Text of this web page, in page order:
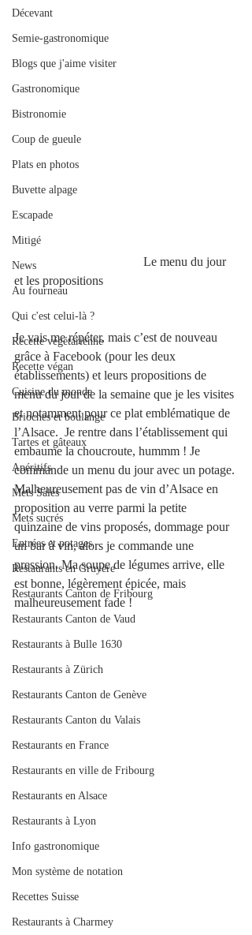
Décevant
Semie-gastronomique
Blogs que j'aime visiter
Gastronomique
Bistronomie
Coup de gueule
Plats en photos
Buvette alpage
Escapade
Mitigé
News
Au fourneau
Qui c'est celui-là ?
Recette végétarienne
Recette végan
Cuisine du monde
Brioches et boulange
Tartes et gâteaux
Apéritifs
Mets Salés
Mets sucrés
Entrées et potages
Restaurants en Gruyère
Restaurants Canton de Fribourg
Restaurants Canton de Vaud
Restaurants à Bulle 1630
Restaurants à Zürich
Restaurants Canton de Genève
Restaurants Canton du Valais
Restaurants en France
Restaurants en ville de Fribourg
Restaurants en Alsace
Restaurants à Lyon
Info gastronomique
Mon système de notation
Recettes Suisse
Restaurants à Charmey
                                         Le menu du jour
et les propositions
Je vais me répéter, mais c’est de nouveau
grâce à Facebook (pour les deux
établissements) et leurs propositions de
menu du jour de la semaine que je les visites
et notamment pour ce plat emblématique de
l’Alsace.  Je rentre dans l’établissement qui
embaume la choucroute, hummm ! Je
commande un menu du jour avec un potage.
Malheureusement pas de vin d’Alsace en
proposition au verre parmi la petite
quinzaine de vins proposés, dommage pour
un bar à vin, alors je commande une
pression. Ma soupe de légumes arrive, elle
est bonne, légèrement épicée, mais
malheureusement fade !